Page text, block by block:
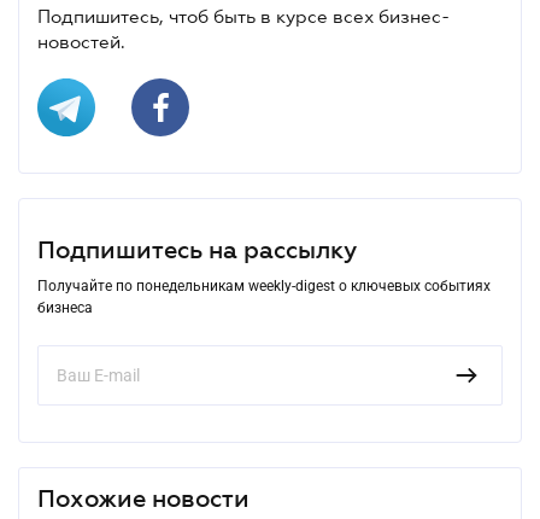
Подпишитесь, чтоб быть в курсе всех бизнес-
новостей.
Подпишитесь на рассылку
Получайте по понедельникам weekly-digest о ключевых событиях
бизнеса
Похожие новости